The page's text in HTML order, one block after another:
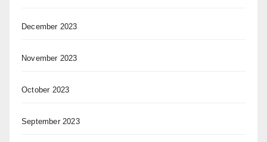
December 2023
November 2023
October 2023
September 2023